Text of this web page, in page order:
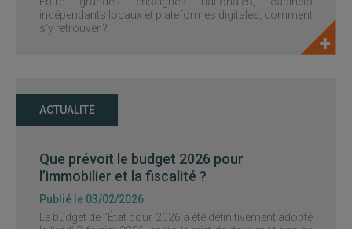
indépendants locaux et plateformes digitales, comment
s’y retrouver ?
ACTUALITÉ
Que prévoit le budget 2026 pour
l’immobilier et la fiscalité ?
Publié le 03/02/2026
Le budget de l’État pour 2026 a été définitivement adopté